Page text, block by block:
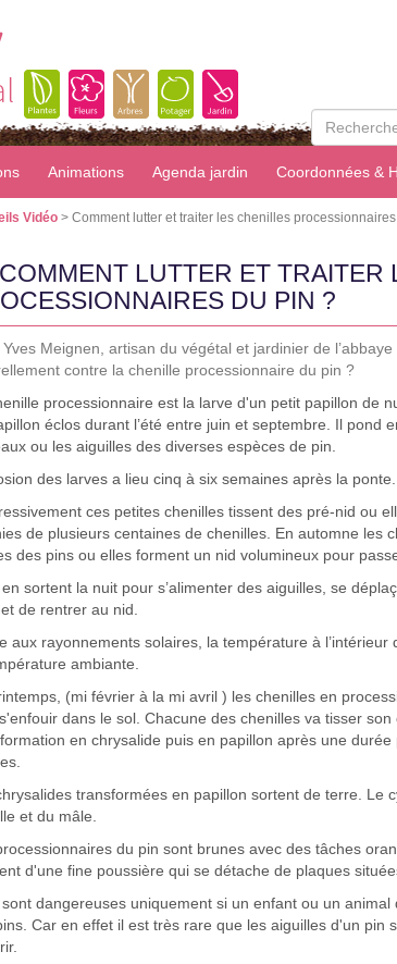
Animations Agenda jardin Coordonnées &
Vidéo > Comment lutter et traiter les chenilles
COMMENT LUTTER ET TRAITER
DU PIN ?
Meignen, artisan du végétal et jardinier de
contre la chenille processionnaire du pin ?
processionnaire est la larve d'un petit papillon de
éclos durant l’été entre juin et septembre. Il
ou les aiguilles des diverses espèces de pin.
des larves a lieu cinq à six semaines après la
ces petites chenilles tissent des pré-nid ou
de plusieurs centaines de chenilles. En automne les
des pins ou elles forment un nid volumineux pour
en sortent la nuit pour s’alimenter des aiguilles, se
de rentrer au nid.
aux rayonnements solaires, la température à
ambiante.
(mi février à la mi avril ) les chenilles en
dans le sol. Chacune des chenilles va tisser
en chrysalide puis en papillon après une
transformées en papillon sortent de terre. Le
et du mâle.
du pin sont brunes avec des tâches
d'une fine poussière qui se détache de plaques
sont dangereuses uniquement si un enfant ou un
Car en effet il est très rare que les aiguilles d'un pin